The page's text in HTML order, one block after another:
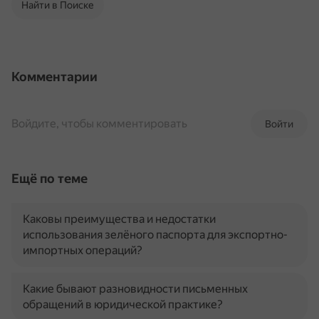
Найти в Поиске
Комментарии
Войти
Войдите, чтобы комментировать
Ещё по теме
Каковы преимущества и недостатки
использования зелёного паспорта для экспортно-
импортных операций?
Какие бывают разновидности письменных
обращений в юридической практике?